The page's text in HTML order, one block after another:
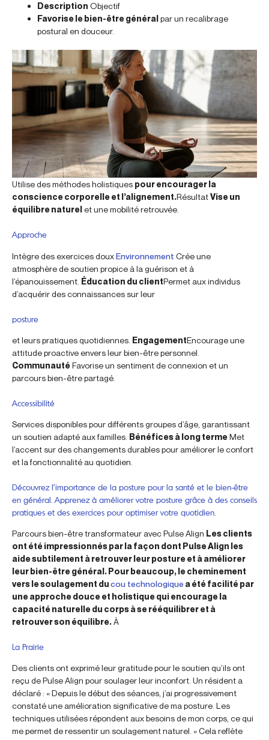
Description Objectif
Favorise le bien-être généralpar un recalibrage
postural en douceur.
Utilise des méthodes holistiques pour encourager la
conscience corporelle et l’alignement.RésultatVise un
équilibre naturelet une mobilité retrouvée.
Approche
Intègre des exercices douxEnvironnement Crée une
atmosphère de soutien propice à la guérison et à
l’épanouissement. Éducation du clientPermet aux individus
d’acquérir des connaissances sur leur
posture
et leurs pratiques quotidiennes. EngagementEncourage une
attitude proactive envers leur bien-être personnel.
CommunautéFavorise un sentiment de connexion et un
parcours bien-être partagé.
Accessibilité
Services disponibles pour différents groupes d’âge, garantissant
un soutien adapté aux familles. Bénéfices à long termeMet
l’accent sur des changements durables pour améliorer le confort
et la fonctionnalité au quotidien.
Découvrez l’importance de la posture pour la santé et le bien-être
en général. Apprenez à améliorer votre posture grâce à des conseils
pratiques et des exercices pour optimiser votre quotidien.
Parcours bien-être transformateur avec Pulse Align Les clients
ont été impressionnés par la façon dont Pulse Align les
aide subtilement à retrouver leur posture et à améliorer
leur bien-être général. Pour beaucoup, le cheminement
vers le soulagement ducou technologique a été facilité par
une approche douce et holistique qui encourage la
capacité naturelle du corps à se rééquilibrer et à
retrouver son équilibre.À
La Prairie
Des clients ont exprimé leur gratitude pour le soutien qu’ils ont
reçu de Pulse Align pour soulager leur inconfort. Un résident a
déclaré : « Depuis le début des séances, j’ai progressivement
constaté une amélioration significative de ma posture. Les
techniques utilisées répondent aux besoins de mon corps, ce qui
me permet de ressentir un soulagement naturel. » Cela reflète